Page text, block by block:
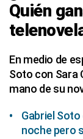
Quién
En medio de
Soto con Sara
mano de su
Gabriel Soto
noche pero